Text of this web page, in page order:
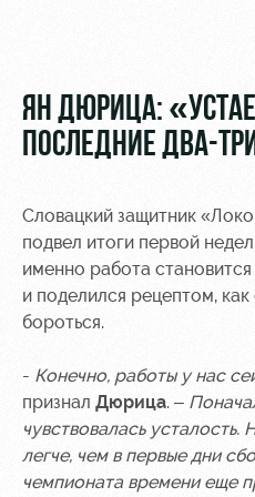
МГН
РЖД
Арена
Организация
Аренда
полей
Аренда
площадей
Локо
Старт
Академия
Как
поступить
Руководство
для
карта
ЯН ДЮРИЦА:
ПОСЛЕДНИЕ ДВА-
Словацкий защитник
подвел итоги первой
именно работа
и поделился рецептом,
бороться.
- Конечно, работы у нас
признал Дюрица. –
чувствовалась
легче, чем в первые дни
чемпионата времени еще